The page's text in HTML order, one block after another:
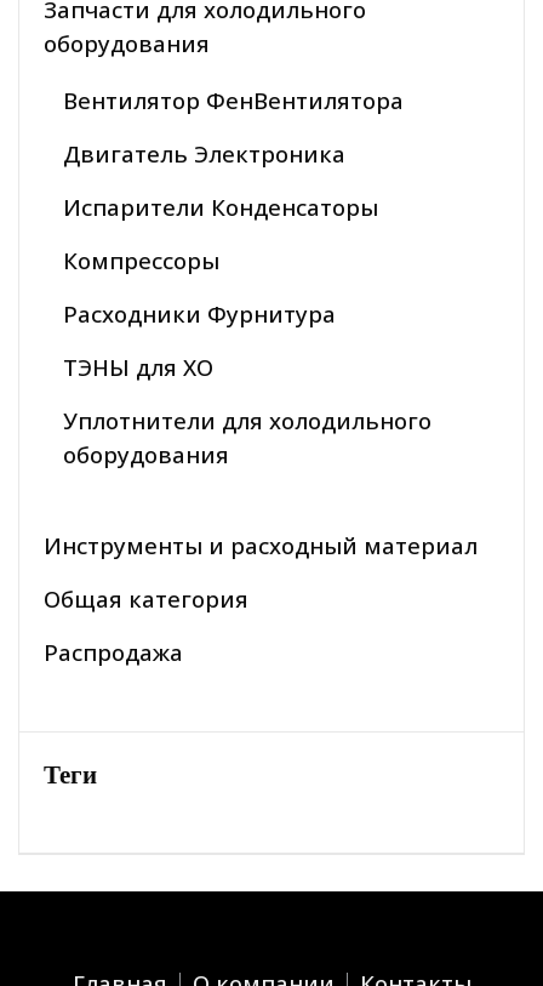
Запчасти для холодильного
оборудования
Вентилятор ФенВентилятора
Двигатель Электроника
Испарители Конденсаторы
Компрессоры
Расходники Фурнитура
ТЭНЫ для ХО
Уплотнители для холодильного
оборудования
Инструменты и расходный материал
Общая категория
Распродажа
Теги